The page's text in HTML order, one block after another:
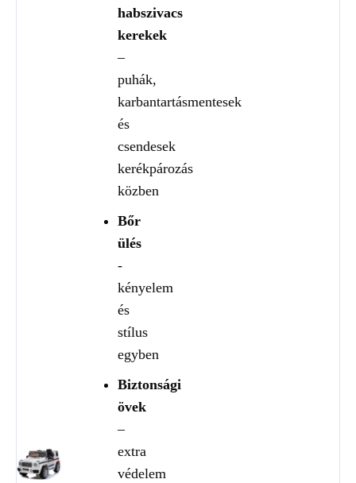
habszivacs
kerekek
–
puhák,
karbantartásmentesek
és
csendesek
kerékpározás
közben
Bőr
ülés
-
kényelem
és
stílus
egyben
Biztonsági
övek
–
extra
védelem